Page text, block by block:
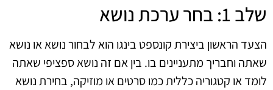
שלב 1: בחר ערכת נושא
הצעד הראשון ביצירת קונספט בינגו הוא לבחור נושא או נושא
שאתה וחבריך מתעניינים בו. בין אם זה נושא ספציפי שאתה
לומד או קטגוריה כללית כמו סרטים או מוזיקה, בחירת נושא